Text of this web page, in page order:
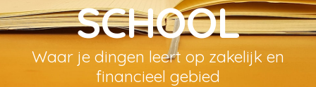
SCHOOL
Waar je dingen leert op zakelijk en
financieel gebied